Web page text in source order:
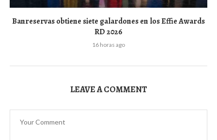
Banreservas obtiene siete galardones en los Effie Awards
RD 2026
16 horas ago
LEAVE A COMMENT